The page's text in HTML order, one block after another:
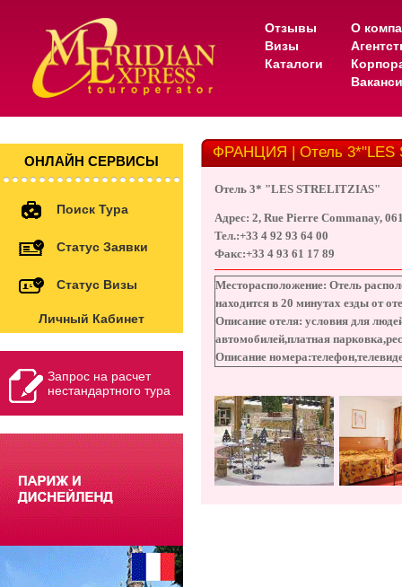
Отзывы
Визы
Каталоги
О
ОНЛАЙН СЕРВИСЫ
Поиск Тура
Статус Заявки
Статус Визы
Личный Кабинет
Запрос на расчет
нестандартного тура
ФРАНЦИЯ | Отель 3*"LES
Отель 3* "LES STRELITZIAS"
Адрес: 2, Rue Pierre Commanay,
Тел.:+33 4 92 93 64 00
Факс:+33 4 93 61 17 89
Месторасположение: Отель
находится в 20 минутах езды от
Описание отеля: условия для
автомобилей,платная
Описание номера